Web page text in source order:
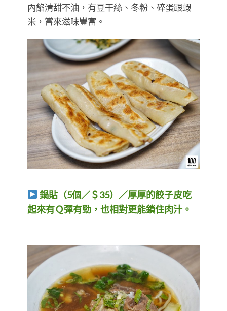
內餡清甜不油，有豆干絲、冬粉、碎蛋跟蝦
米，嘗來滋味豐富。
鍋貼（5個／＄35）／厚厚的餃子皮吃
起來有Ｑ彈有勁，也相對更能鎖住肉汁。